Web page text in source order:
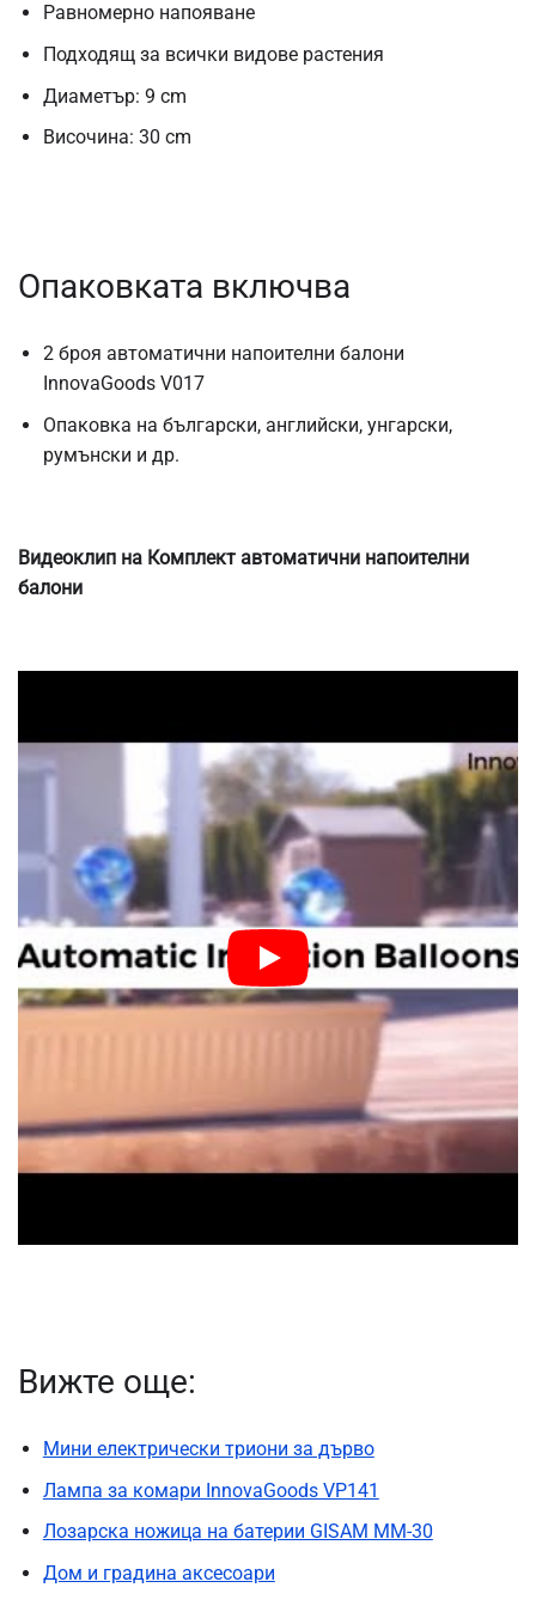
Равномерно напояване
Подходящ за всички видове растения
Диаметър: 9 cm
Височина: 30 cm
Опаковката включва
2 броя автоматични напоителни балони
InnovaGoods V017
Опаковка на български, английски, унгарски,
румънски и др.
Видеоклип на Комплект автоматични напоителни
балони
Вижте още:
Мини електрически триони за дърво
Лампа за комари InnovaGoods VP141
Лозарска ножица на батерии GISAM MM-30
Дом и градина аксесоари